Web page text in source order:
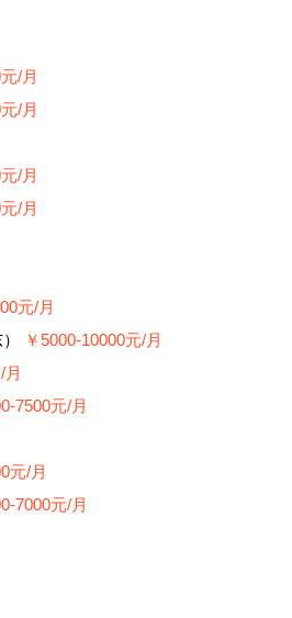
/月
/月
/月
/月
元/月
￥5000-10000元/月
月
7500元/月
元/月
7000元/月